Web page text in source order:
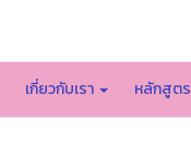
เกี่ยวกับเรา หลักสูตร